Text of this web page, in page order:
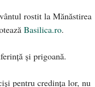
rostit la Mănăstirea
Basilica.ro.
și prigoană.
pentru credința lor, nu